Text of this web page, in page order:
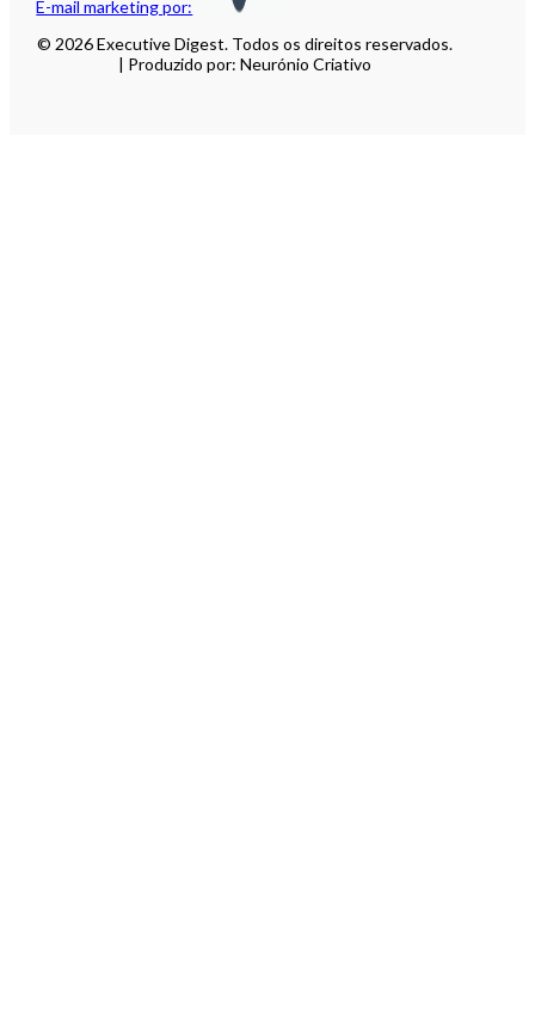
E-mail marketing por:
© 2026 Executive Digest. Todos os direitos reservados.
| Produzido por: Neurónio Criativo